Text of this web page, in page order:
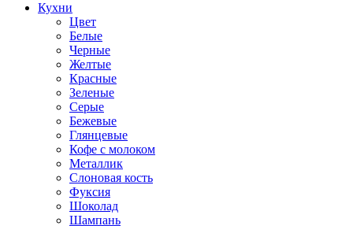
Кухни
Цвет
Белые
Черные
Желтые
Красные
Зеленые
Серые
Бежевые
Глянцевые
Кофе с молоком
Металлик
Слоновая кость
Фуксия
Шоколад
Шампань